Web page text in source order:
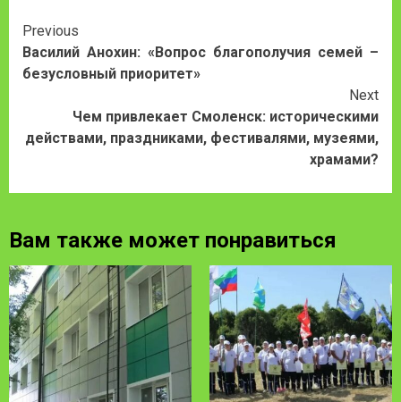
Continue
Reading
Previous
Василий Анохин: «Вопрос благополучия семей –
безусловный приоритет»
Next
Чем привлекает Смоленск: историческими
действами, праздниками, фестивалями, музеями,
храмами?
Вам также может понравиться